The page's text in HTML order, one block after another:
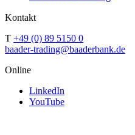
Kontakt
T +49 (0) 89 5150 0
baader-trading@baaderbank.de
Online
LinkedIn
YouTube